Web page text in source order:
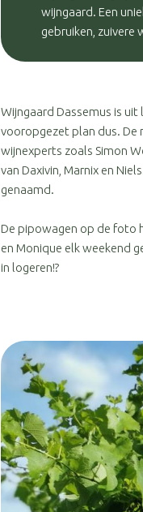
wijngaard. Een
gebruiken, zuivere
Wijngaard Dassemus is
vooropgezet plan dus. De
wijnexperts zoals Simon
van Daxivin, Marnix en
genaamd.
De pipowagen op de foto
en Monique elk weekend
in logeren!?